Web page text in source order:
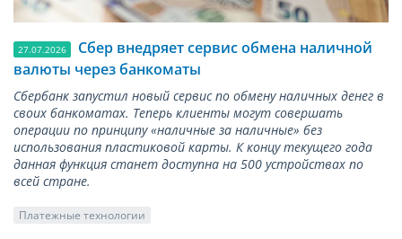
27.07.2026
Сбер внедряет сервис обмена наличной
валюты через банкоматы
Сбербанк запустил новый сервис по обмену наличных денег в
своих банкоматах. Теперь клиенты могут совершать
операции по принципу «наличные за наличные» без
использования пластиковой карты. К концу текущего года
данная функция станет доступна на 500 устройствах по
всей стране.
Платежные технологии